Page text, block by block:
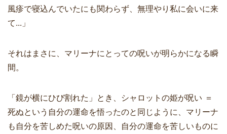
風疹で寝込んでいたにも関わらず、無理やり私に会いに来
て...」
それはまさに、マリーナにとっての呪いが明らかになる瞬
間。
「鏡が横にひび割れた」とき、シャロットの姫が呪い ＝
死ぬという自分の運命を悟ったのと同じように、マリーナ
も自分を苦しめた呪いの原因、自分の運命を苦しいものに